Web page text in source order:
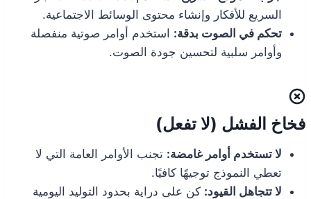
السريع للأفكار وإنشاء محتوى الوسائط الاجتماعية.
تحكم في الصوت بدقة: استخدم أوامر صوتية منفصلة
وأوامر سلبية لتحسين جودة الصوت.
فخاخ الفشل (لا تفعل)
لا تستخدم أوامر غامضة: تجنب الأوامر العامة التي لا
تعطي النموذج توجيهًا كافيًا.
لا تتجاهل القيود: كن على دراية بحدود التوليد اليومية